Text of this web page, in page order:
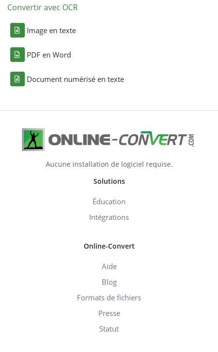
Convertir avec OCR
Image en texte
PDF en Word
Document numérisé en texte
Aucune installation de logiciel requise.
Solutions
Éducation
Intégrations
Online-Convert
Aide
Blog
Formats de fichiers
Presse
Statut